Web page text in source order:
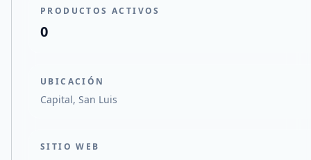
PRODUCTOS ACTIVOS
0
UBICACIÓN
Capital, San Luis
SITIO WEB